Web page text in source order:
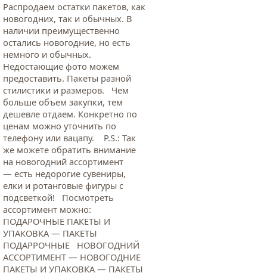
Распродаем остатки пакетов, как
новогодних, так и обычных. В
наличии преимущественно
остались новогодние, но есть
немного и обычных.
Недостающие фото можем
предоставить. Пакеты разной
стилистики и размеров. Чем
больше объем закупки, тем
дешевле отдаем. Конкретно по
ценам можно уточнить по
телефону или вацапу. Р.S.: Так
же можете обратить внимание
на новогодний ассортимент
— есть недорогие сувениры,
елки и ротанговые фигуры с
подсветкой! Посмотреть
ассортимент можно:
ПОДАРОЧНЫЕ ПАКЕТЫ И
УПАКОВКА — ПАКЕТЫ
ПОДАРРОЧНЫЕ НОВОГОДНИЙ
АССОРТИМЕНТ — НОВОГОДНИЕ
ПАКЕТЫ И УПАКОВКА — ПАКЕТЫ